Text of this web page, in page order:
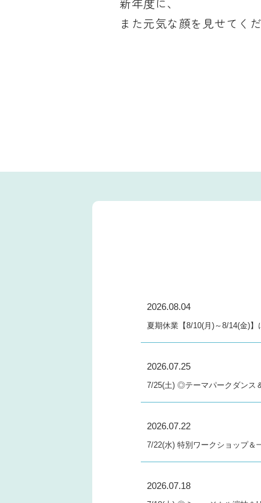
また元気な顔を見せてく
2026.08.04
夏期休業【8/10(月)～8/14(金)】
2026.07.25
7/25(土) ◎テーマパークダンス
2026.07.22
7/22(水) 特別ワークショップ＆
2026.07.18